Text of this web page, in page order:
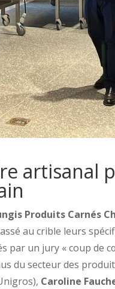
artisanal
Produits Carnés
au crible leurs
par un jury « coup de
du secteur des
Caroline